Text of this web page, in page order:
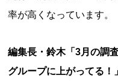
率が高くなっています。
編集長・鈴木「3月の調
グループに上がってる！」